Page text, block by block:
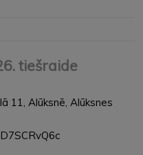
tiešraide
11, Alūksnē, Alūksnes